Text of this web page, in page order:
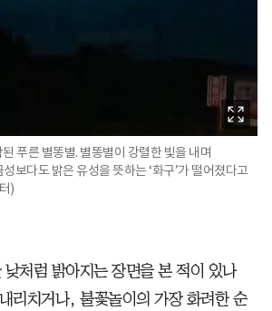
푸른 별똥별. 별똥별이 강렬한 빛을 내며
보다도 밝은 유성을 뜻하는 ‘화구’가 떨어졌다고
)
낮처럼 밝아지는 장면을 본 적이 있나
리치거나, 불꽃놀이의 가장 화려한 순